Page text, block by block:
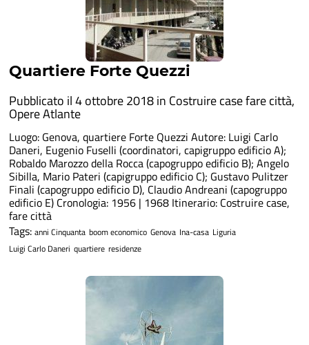
Quartiere Forte Quezzi
Pubblicato il 4 ottobre 2018 in Costruire case fare città,
Opere Atlante
Luogo: Genova, quartiere Forte Quezzi Autore: Luigi Carlo
Daneri, Eugenio Fuselli (coordinatori, capigruppo edificio A);
Robaldo Marozzo della Rocca (capogruppo edificio B); Angelo
Sibilla, Mario Pateri (capigruppo edificio C); Gustavo Pulitzer
Finali (capogruppo edificio D), Claudio Andreani (capogruppo
edificio E) Cronologia: 1956 | 1968 Itinerario: Costruire case,
fare città
Tags: anni Cinquanta boom economico Genova Ina-casa Liguria
Luigi Carlo Daneri quartiere residenze